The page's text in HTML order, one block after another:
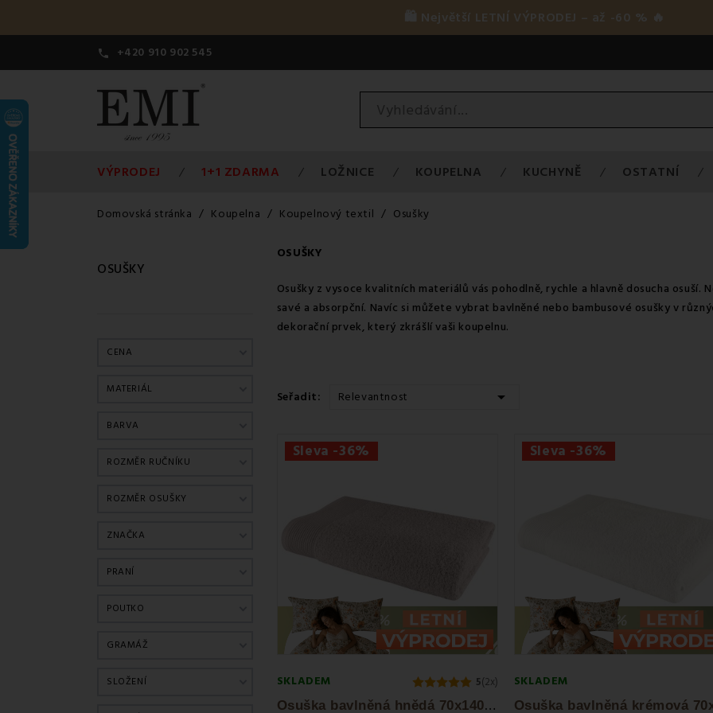
🛍️ Největší LETNÍ VÝPRODEJ – až -60 % 🔥
 +420 910 902 545
VÝPRODEJ 1+1 ZDARMA LOŽNICE KOUPELNA KUCHYNĚ OSTATNÍ
Domovská stránka Koupelna Koupelnový textil Osušky
OSUŠKY
CENA
MATERIÁL
BARVA
ROZMĚR RUČNÍKU
ROZMĚR OSUŠKY
ZNAČKA
PRANÍ
POUTKO
GRAMÁŽ
SLOŽENÍ
OSUŠKY
Osušky z vysoce kvalitních materiálů vás pohodlně, rychle a hlavně dosucha
savé a absorpční. Navíc si můžete vybrat bavlněné nebo bambusové osušky v
dekorační prvek, který zkrášlí vaši koupelnu.
Seřadit: Relevantnost 
Sleva -36%
SKLADEM 5(2x)
O
suška bavlněná hnědá 70x140 cm Bella EMI
Sleva -36%
SKLADEM